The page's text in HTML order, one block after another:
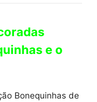
e o
Bonequinhas de